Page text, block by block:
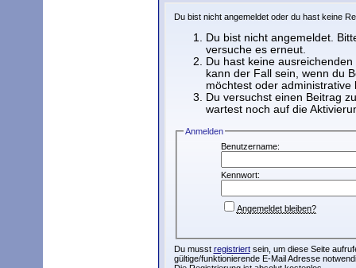
Du bist nicht angemeldet oder du hast keine
Du bist nicht angemeldet.
versuche es erneut.
Du hast keine
kann der Fall sein, wenn du
möchtest oder
Du versuchst einen Beitrag
wartest noch auf die
Anmelden
Benutzername:
Kennwort:
Angemeldet bleiben?
Du musst registriertsein, um diese Seite
gültige/funktionierende E-Mail Adresse